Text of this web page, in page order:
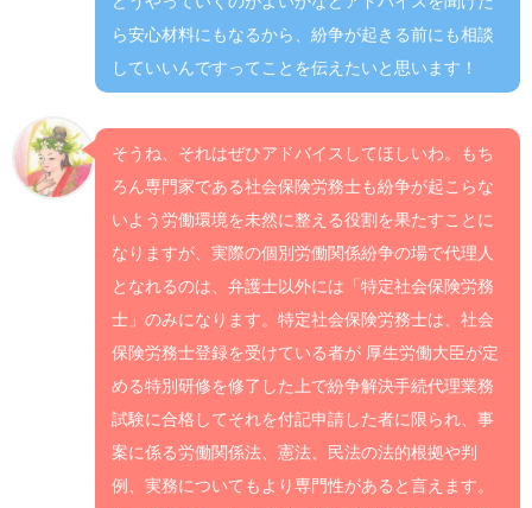
ら安心材料にもなるから、紛争が起きる前にも相談
していいんですってことを伝えたいと思います！
そうね、それはぜひアドバイスしてほしいわ。もち
ろん専門家である社会保険労務士も紛争が起こらな
いよう労働環境を未然に整える役割を果たすことに
なりますが、実際の個別労働関係紛争の場で代理人
となれるのは、弁護士以外には「特定社会保険労務
士」のみになります。特定社会保険労務士は、社会
保険労務士登録を受けている者が 厚生労働大臣が定
める特別研修 を修了した上で紛争解決手続代理業務
試験に合格してそれを付記申請した者に限られ、事
案に係る労働関係法、憲法、民法の法的根拠や判
例、実務についてもより専門性があると言えます。